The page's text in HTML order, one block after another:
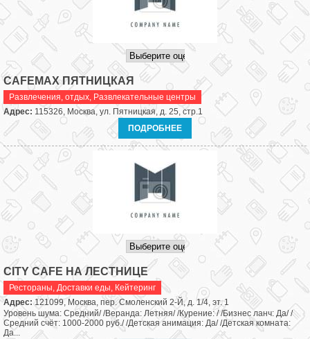
CAFEMAX ПЯТНИЦКАЯ
Развлечения, отдых, Развлекательные центры
Адрес: 115326, Москва, ул. Пятницкая, д. 25, стр.1
ПОДРОБНЕЕ
CITY CAFE НА ЛЕСТНИЦЕ
Рестораны, Доставки еды, Кейтеринг
Адрес:121099, Москва, пер. Смоленский 2-Й, д. 1/4, эт. 1
Уровень шума: Средний/ /Веранда: Летняя/ /Курение: / /Бизнес ланч: Да/ /
Средний счёт: 1000-2000 руб./ /Детская анимация: Да/ /Детская комната:
Да...